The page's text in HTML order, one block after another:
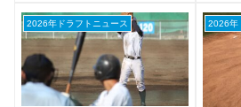
ジ2026年ドラフトニュース 2026年